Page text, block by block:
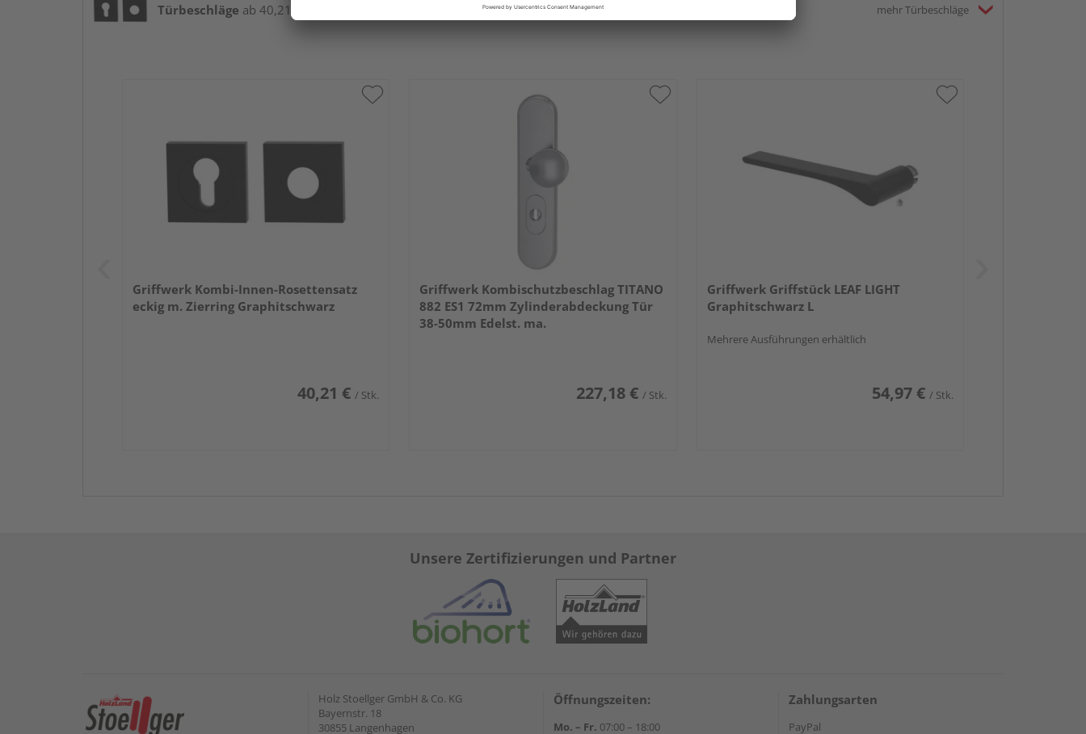
Türbeschläge ab 40,21 € / Stk. mehr Türbeschläge
Griffwerk Kombi-Innen-Rosettensatz
eckig m. Zierring Graphitschwarz
40,21 € / Stk.
Griffwerk Kombischutzbeschlag TITANO
882 ES1 72mm Zylinderabdeckung Tür
38-50mm Edelst. ma.
227,18 € / Stk.
Griffwerk Griffstück LEAF LIGHT
Graphitschwarz L
Mehrere Ausführungen erhältlich
54,97 € / Stk.
Unsere Zertifizierungen und Partner
Holz Stoellger GmbH & Co. KG
Bayernstr. 18
30855 Langenhagen
Öffnungszeiten:
Mo. – Fr. 07:00 – 18:00
Zahlungsarten
PayPal